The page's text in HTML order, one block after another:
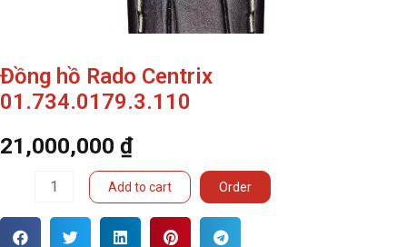
Đồng hồ Rado Centrix
01.734.0179.3.110
21,000,000 ₫
Rado
Add to cart Order